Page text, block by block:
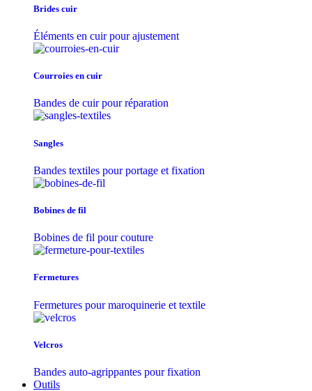
Brides cuir
Éléments en cuir pour ajustement
Courroies en cuir
Bandes de cuir pour réparation
Sangles
Bandes textiles pour portage et fixation
Bobines de fil
Bobines de fil pour couture
Fermetures
Fermetures pour maroquinerie et textile
Velcros
Bandes auto-agrippantes pour fixation
Outils